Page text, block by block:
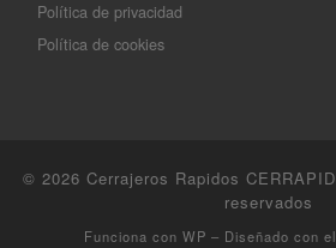
Política de privacidad
Política de cookies
© 2026 Cerrajeros Rapidos CERRAPID
reservados
Funciona con WP – Diseñado con el